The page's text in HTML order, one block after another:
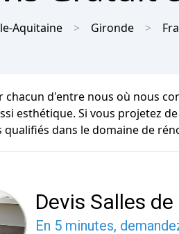
Aquitaine Gironde
chacun d'entre nous où nous
esthétique. Si vous projetez de
dans le domaine de
Devis Salles
En 5 minutes,